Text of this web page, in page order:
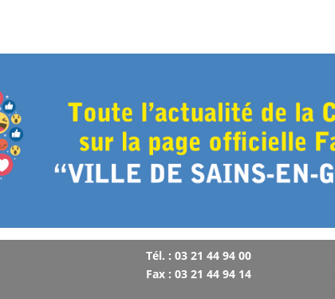
Tél. : 03 21 44 94 00
Fax : 03 21 44 94 14